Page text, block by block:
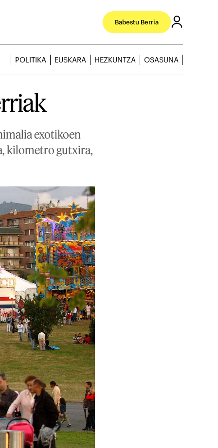
Babestu Berria
POLITIKA EUSKARA HEZKUNTZA OSASUNA
exotikoen
kilometro gutxira,